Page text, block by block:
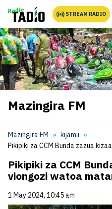
STREAM RADIO
Mazingira FM
Mazingira FM
kijamii
Pikipiki za CCM Bunda zazua
Pikipiki za CCM
viongozi watoa
1 May 2024, 10:45 am